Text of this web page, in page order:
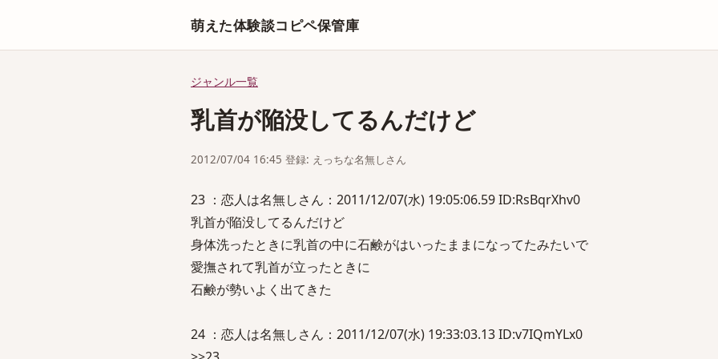
萌えた体験談コピペ保管庫
ジャンル一覧
乳首が陥没してるんだけど
2012/07/04 16:45 登録: えっちな名無しさん
23 ：恋人は名無しさん：2011/12/07(水) 19:05:06.59 ID:RsBqrXhv0
乳首が陥没してるんだけど
身体洗ったときに乳首の中に石鹸がはいったままになってたみたいで
愛撫されて乳首が立ったときに
石鹸が勢いよく出てきた
24 ：恋人は名無しさん：2011/12/07(水) 19:33:03.13 ID:v7IQmYLx0